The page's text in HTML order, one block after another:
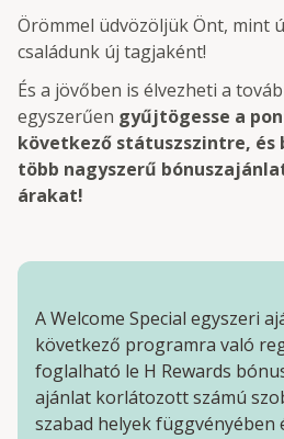
Örömmel üdvözöljük Önt, mint
családunk új tagjaként!
És a jövőben is élvezheti a
egyszerűen gyűjtögesse a
következő státuszszintre, és
több nagyszerű
árakat!
A Welcome Special egyszeri
következő programra való
foglalható le H Rewards
ajánlat korlátozott számú
szabad helyek függvényében